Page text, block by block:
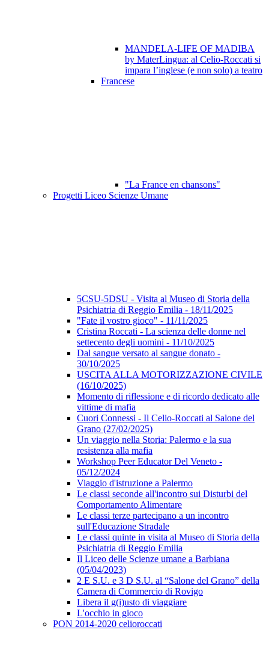
MANDELA-LIFE OF MADIBA
by MaterLingua: al Celio-Roccati si
impara l’inglese (e non solo) a teatro
Francese
"La France en chansons"
Progetti Liceo Scienze Umane
5CSU-5DSU - Visita al Museo di Storia della
Psichiatria di Reggio Emilia - 18/11/2025
"Fate il vostro gioco" - 11/11/2025
Cristina Roccati - La scienza delle donne nel
settecento degli uomini - 11/10/2025
Dal sangue versato al sangue donato -
30/10/2025
USCITA ALLA MOTORIZZAZIONE CIVILE
(16/10/2025)
Momento di riflessione e di ricordo dedicato alle
vittime di mafia
Cuori Connessi - Il Celio-Roccati al Salone del
Grano (27/02/2025)
Un viaggio nella Storia: Palermo e la sua
resistenza alla mafia
Workshop Peer Educator Del Veneto -
05/12/2024
Viaggio d'istruzione a Palermo
Le classi seconde all'incontro sui Disturbi del
Comportamento Alimentare
Le classi terze partecipano a un incontro
sull'Educazione Stradale
Le classi quinte in visita al Museo di Storia della
Psichiatria di Reggio Emilia
Il Liceo delle Scienze umane a Barbiana
(05/04/2023)
2 E S.U. e 3 D S.U. al “Salone del Grano” della
Camera di Commercio di Rovigo
Libera il g(i)usto di viaggiare
L'occhio in gioco
PON 2014-2020 celioroccati